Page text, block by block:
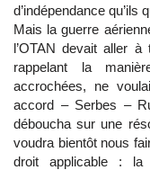
d’indépendance qu’ils
Mais la guerre
l’OTAN devait aller
rappelant la
accrochées, ne
accord – Serbes –
déboucha sur une
voudra bientôt nous
droit applicable :